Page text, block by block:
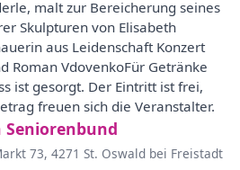
malt zur Bereicherung seines
Skulpturen von Elisabeth
aus Leidenschaft Konzert
Roman VdovenkoFür Getränke
ist gesorgt. Der Eintritt ist frei,
freuen sich die Veranstalter.
73, 4271 St. Oswald bei Freistadt